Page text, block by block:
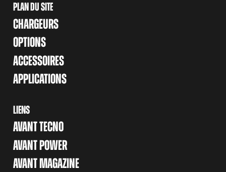
PLAN DU SITE
CHARGEURS
OPTIONS
ACCESSOIRES
APPLICATIONS
LIENS
AVANT TECNO
AVANT POWER
AVANT MAGAZINE